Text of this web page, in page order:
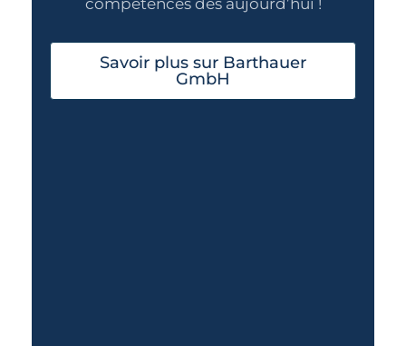
compétences dès aujourd’hui !
Savoir plus sur Barthauer
GmbH